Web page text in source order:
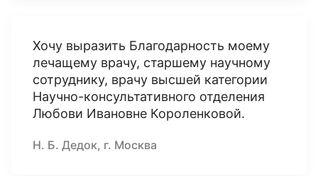
Хочу выразить Благодарность моему
лечащему врачу, старшему научному
сотруднику, врачу высшей категории
Научно-консультативного отделения
Любови Ивановне Короленковой.
Н. Б. Дедок, г. Москва